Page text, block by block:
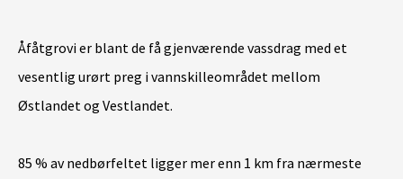
Åfåtgrovi er blant de få gjenværende vassdrag med et
vesentlig urørt preg i vannskilleområdet mellom
Østlandet og Vestlandet.
85 % av nedbørfeltet ligger mer enn 1 km fra nærmeste